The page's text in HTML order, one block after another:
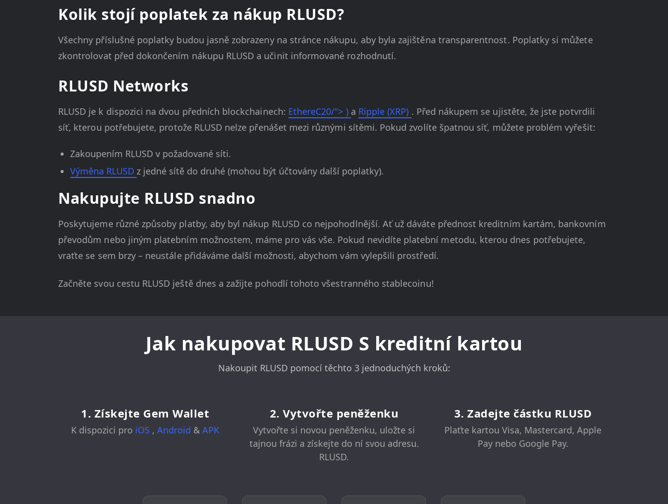
Kolik stojí poplatek za nákup RLUSD?
Všechny příslušné poplatky budou jasně zobrazeny na stránce nákupu, aby byla zajištěna transparentnost. Poplatky si můžete
zkontrolovat před dokončením nákupu RLUSD a učinit informované rozhodnutí.
RLUSD Networks
RLUSD je k dispozici na dvou předních blockchainech: EthereC20/"> ) a Ripple (XRP) . Před nákupem se ujistěte, že jste potvrdili
síť, kterou potřebujete, protože RLUSD nelze přenášet mezi různými sítěmi. Pokud zvolíte špatnou síť, můžete problém vyřešit:
Zakoupením RLUSD v požadované síti.
Výměna RLUSD z jedné sítě do druhé (mohou být účtovány další poplatky).
Nakupujte RLUSD snadno
Poskytujeme různé způsoby platby, aby byl nákup RLUSD co nejpohodlnější. Ať už dáváte přednost kreditním kartám, bankovním
převodům nebo jiným platebním možnostem, máme pro vás vše. Pokud nevidíte platební metodu, kterou dnes potřebujete,
vraťte se sem brzy – neustále přidáváme další možnosti, abychom vám vylepšili prostředí.
Začněte svou cestu RLUSD ještě dnes a zažijte pohodlí tohoto všestranného stablecoinu!
Jak nakupovat RLUSD S kreditní kartou
Nakoupit RLUSD pomocí těchto 3 jednoduchých kroků:
1. Získejte Gem Wallet
K dispozici pro iOS , Android & APK
2. Vytvořte peněženku
Vytvořte si novou peněženku, uložte si
tajnou frázi a získejte do ní svou adresu.
RLUSD.
3. Zadejte částku RLUSD
Plaťte kartou Visa, Mastercard, Apple
Pay nebo Google Pay.